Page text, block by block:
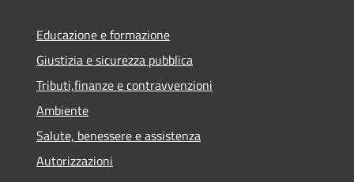
Educazione e formazione
Giustizia e sicurezza pubblica
Tributi,finanze e contravvenzioni
Ambiente
Salute, benessere e assistenza
Autorizzazioni